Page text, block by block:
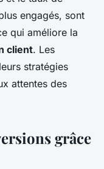
engagés, sont
qui améliore la
client. Les
stratégies
attentes des
grâce